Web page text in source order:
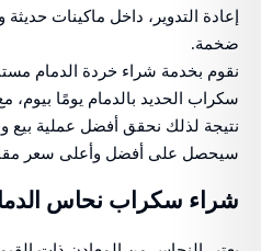
إعادة التدوير، داخل ماكينات
ضخمة.
نقوم بخدمة شراء خردة الدمام
سكراب الحديد بالدمام يومًا بيوم،
نتيجة لذلك نحقق أفضل عملية بيع
سيحصل على أفضل وأعلى سعر
شراء سكراب نحاس